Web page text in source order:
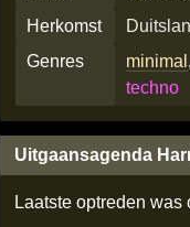
Herkomst
Genres minimal
techno
Uitgaansagenda
Laatste optreden